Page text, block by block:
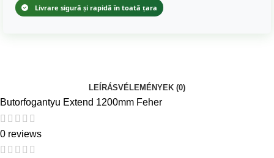
Livrare sigură și rapidă în toată țara
LEÍRÁSVÉLEMÉNYEK (0)
Butorfogantyu Extend 1200mm Feher
0 reviews